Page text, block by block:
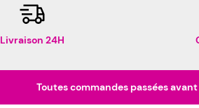
Livraison 24H
Toutes commandes passées